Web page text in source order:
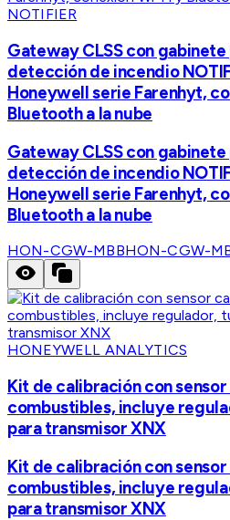
NOTIFIER
Gateway CLSS con
detección de incendio
Honeywell serie Farenhyt,
Bluetooth a la nube
Gateway CLSS con
detección de incendio
Honeywell serie Farenhyt,
Bluetooth a la nube
HON-CGW-MBBHON-CGW-
HONEYWELL ANALYTICS
Kit de calibración con
combustibles, incluye
para transmisor XNX
Kit de calibración con
combustibles, incluye
para transmisor XNX